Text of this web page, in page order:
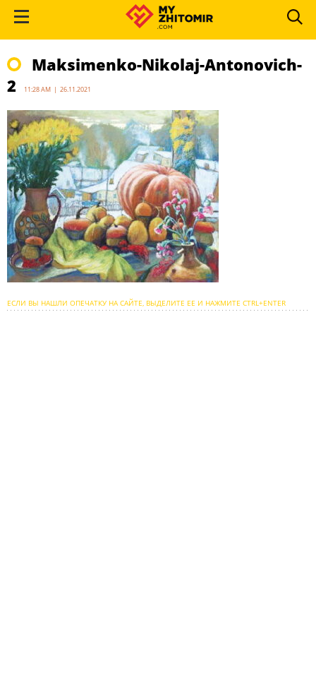
Maksimenko-Nikolaj-Antonovich-
2
11:28 AM | 26.11.2021
ЕСЛИ ВЫ НАШЛИ ОПЕЧАТКУ НА САЙТЕ, ВЫДЕЛИТЕ ЕЕ И НАЖМИТЕ CTRL+ENTER